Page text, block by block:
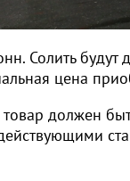
Солить
цена
должен